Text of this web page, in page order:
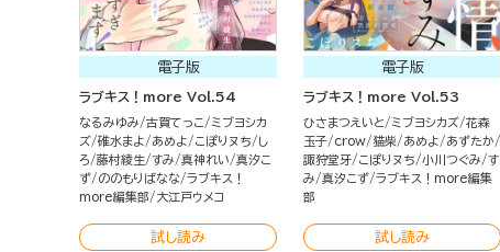
電子版
ラブキス！more Vol.54
なるみゆみ 古賀てっこ
ミブヨシカ
ズ 碓水まよ あめよ こぽりヌち
し
ろ
藤村綾生 すみ 真神れい
真汐こ
ず
ののもりばなな ラブキス！
more編集部
大江戸ウメコ
試し読み
電子版
ラブキス！more Vol.53
ひさまつえいと ミブヨシカズ 花森
玉子
crow 猫柴 あめよ
あずたか
諏狩堂牙
こぽりヌち 小川つぐみ
す
み
真汐こず ラブキス！more編集
部
試し読み